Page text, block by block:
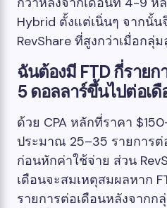
Hybrid ตั้งแต่เนิ่นๆ จากนั้น
RevShare ที่สูงกว่าเมื่อกลุ่
ฉันต้องมี FTD กี่รายก
5 ดอลลาร์ขึ้นไปต่อเดื
ด้วย CPA หลักที่ราคา
ประมาณ 25–35 รายการต่
ก่อนหักค่าใช้จ่าย ส่วน
เดือนจะสมเหตุสมผลหาก
รายการต่อเดือนหลังจากก